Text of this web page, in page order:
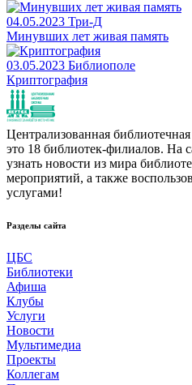
04.05.2023 Три-Д
Минувших лет живая память
03.05.2023 Библиополе
Криптография
Централизованная
это 18 библиотек-филиалов. На
узнать новости из мира
мероприятий, а также
услугами!
Разделы сайта
ЦБС
Библиотеки
Афиша
Клубы
Услуги
Новости
Мультимедиа
Проекты
Коллегам